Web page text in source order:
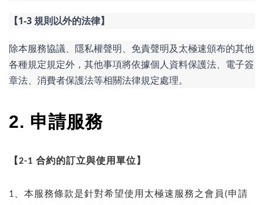
【1-3 規則以外的法律】
除本服務協議、隱私權聲明、免責聲明及太極速頒布的其他
各種規定規定外，其他事項將依據個人資料保護法、電子簽
章法、消費者保護法等相關法律規定處理。
2. 申請服務
【2-1 合約的訂立與使用單位】
1 、本服務條款是針對希望使用太極速服務之會員 (申請